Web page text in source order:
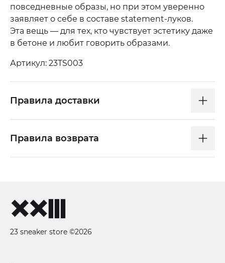
повседневные образы, но при этом уверенно
заявляет о себе в составе statement-луков.
Эта вещь — для тех, кто чувствует эстетику даже
в бетоне и любит говорить образами.
Артикул: 23TS003
Правила доставки
Правила возврата
23 sneaker store ©2026